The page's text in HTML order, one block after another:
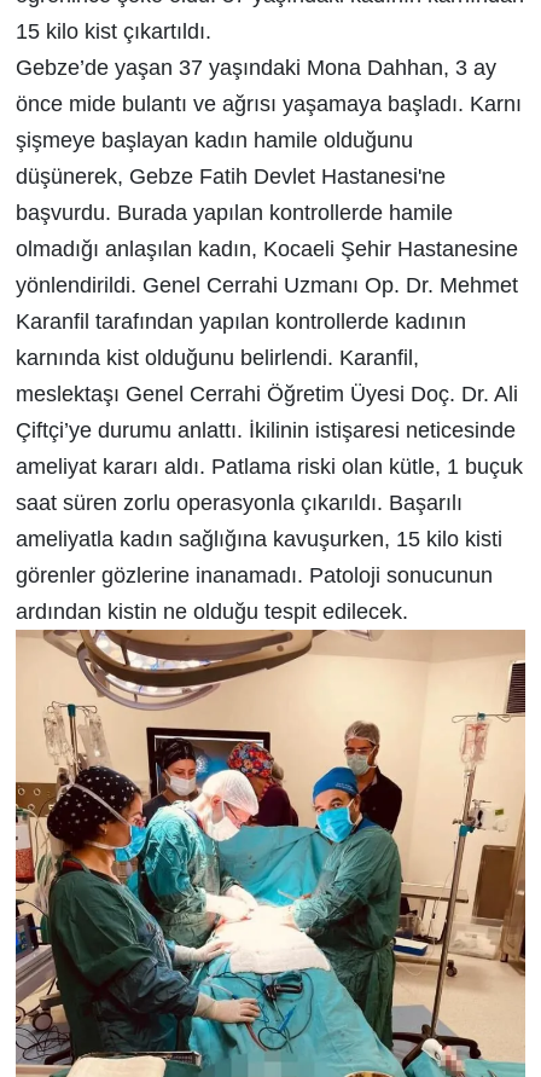
15 kilo kist çıkartıldı.
Gebze’de yaşan 37 yaşındaki Mona Dahhan, 3 ay
önce mide bulantı ve ağrısı yaşamaya başladı. Karnı
şişmeye başlayan kadın hamile olduğunu
düşünerek, Gebze Fatih Devlet Hastanesi'ne
başvurdu. Burada yapılan kontrollerde hamile
olmadığı anlaşılan kadın, Kocaeli Şehir Hastanesine
yönlendirildi. Genel Cerrahi Uzmanı Op. Dr. Mehmet
Karanfil tarafından yapılan kontrollerde kadının
karnında kist olduğunu belirlendi. Karanfil,
meslektaşı Genel Cerrahi Öğretim Üyesi Doç. Dr. Ali
Çiftçi’ye durumu anlattı. İkilinin istişaresi neticesinde
ameliyat kararı aldı. Patlama riski olan kütle, 1 buçuk
saat süren zorlu operasyonla çıkarıldı. Başarılı
ameliyatla kadın sağlığına kavuşurken, 15 kilo kisti
görenler gözlerine inanamadı. Patoloji sonucunun
ardından kistin ne olduğu tespit edilecek.